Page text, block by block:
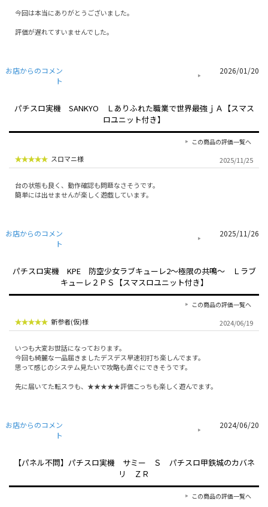
今回は本当にありがとうございました。
評価が遅れてすいませんでした。
お店からのコメン
ト
2026/01/20
パチスロ実機 SANKYO Ｌありふれた職業で世界最強ｊＡ【スマス
ロユニット付き】
この商品の評価一覧へ
スロマニ様 2025/11/25
台の状態も良く、動作確認も問題なさそうです。
簡単には出せませんが楽しく遊戯しています。
お店からのコメン
ト
2025/11/26
パチスロ実機 KPE 防空少女ラブキューレ2～極限の共鳴～ Ｌラブ
キューレ２ＰＳ【スマスロユニット付き】
この商品の評価一覧へ
新参者(仮)様 2024/06/19
いつも大変お世話になっております。
今回も綺麗な一品届きましたデスデス早速初打ち楽しんでます。
思って感じのシステム見たいで攻略も直ぐにできそうです。
先に届いてた転スラも、★★★★★評価こっちも楽しく遊んでます。
お店からのコメン
ト
2024/06/20
【パネル不問】パチスロ実機 サミー Ｓ パチスロ甲鉄城のカバネ
リ ＺＲ
この商品の評価一覧へ